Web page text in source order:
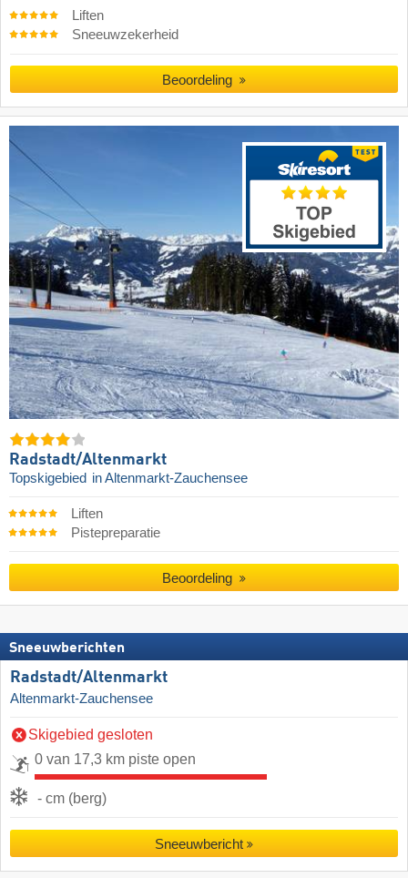
Liften
Sneeuwzekerheid
Beoordeling
Radstadt/​Altenmarkt
Topskigebied in Altenmarkt-Zauchensee
Liften
Pistepreparatie
Beoordeling
Sneeuwberichten
Radstadt/​Altenmarkt
Altenmarkt-Zauchensee
Skigebied gesloten
0 van 17,3 km piste open
- cm (berg)
Sneeuwbericht